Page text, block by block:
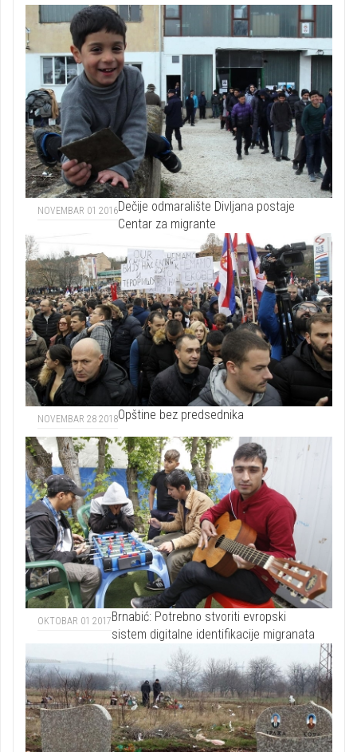
NOVEMBAR 01 2016Dečije odmaralište Divljana postaje
Centar za migrante
NOVEMBAR 28 2018Opštine bez predsednika
OKTOBAR 01 2017Brnabić: Potrebno stvoriti evropski
sistem digitalne identifikacije migranata